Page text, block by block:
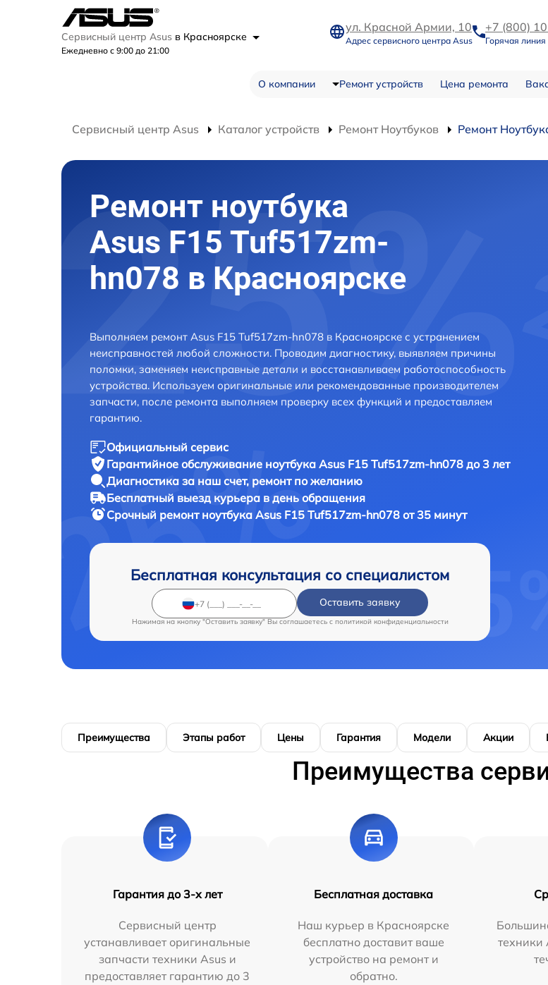
Сервисный центр Asus в Красноярске
Ежедневно с 9:00 до 21:00
ул. Красной Армии, 10
Адрес сервисного центра Asus
+7 (800)
Горячая линия
О компании Ремонт устройств Цена ремонта
Сервисный центр Asus Каталог устройств Ремонт Ноутбуков Ремонт
Ремонт ноутбука
Asus F15 Tuf517zm-
hn078 в Красноярске
Выполняем ремонт Asus F15 Tuf517zm-hn078 в Красноярске с устранением
неисправностей любой сложности. Проводим диагностику, выявляем причины
поломки, заменяем неисправные детали и восстанавливаем работоспособность
устройства. Используем оригинальные или рекомендованные производителем
запчасти, после ремонта выполняем проверку всех функций и предоставляем
гарантию.
Официальный сервис
Гарантийное обслуживание ноутбука Asus F15 Tuf517zm-hn078 до 3 лет
Диагностика за наш счет, ремонт по желанию
Бесплатный выезд курьера в день обращения
Срочный ремонт ноутбука Asus F15 Tuf517zm-hn078 от 35 минут
Бесплатная консультация со специалистом
Оставить заявку
Нажимая на кнопку "Оставить заявку" Вы соглашаетесь c политикой конфиденциальности
Преимущества Этапы работ Цены Гарантия Модели Акции
Преимущества
Гарантия до 3-х лет
Сервисный центр
устанавливает оригинальные
запчасти техники Asus и
предоставляет гарантию до 3
Бесплатная доставка
Наш курьер в Красноярске
бесплатно доставит ваше
устройство на ремонт и
обратно.
техники